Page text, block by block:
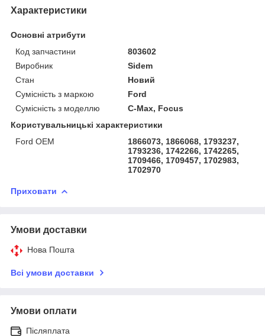
Характеристики
Основні атрибути
Код запчастини
803602
Виробник
Sidem
Стан
Новий
Сумісність з маркою
Ford
Сумісність з моделлю
C-Max, Focus
Користувальницькі характеристики
Ford OEM
1866073, 1866068, 1793237,
1793236, 1742266, 1742265,
1709466, 1709457, 1702983,
1702970
Приховати
Умови доставки
Нова Пошта
Всі умови доставки
Умови оплати
Післяплата